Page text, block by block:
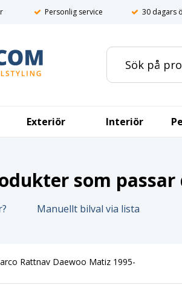
Personlig service 30 dagars
Exteriör Interiör
som passar
Manuellt bilval via lista
Rattnav Daewoo Matiz 1995-